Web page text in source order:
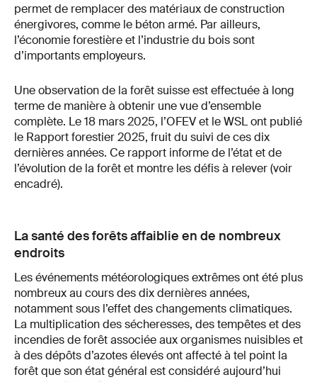
permet de remplacer des matériaux de construction
énergivores, comme le béton armé. Par ailleurs,
l’économie forestière et l’industrie du bois sont
d’importants employeurs.
Une observation de la forêt suisse est effectuée à long
terme de manière à obtenir une vue d’ensemble
complète. Le 18 mars 2025, l’OFEV et le WSL ont publié
le Rapport forestier 2025, fruit du suivi de ces dix
dernières années. Ce rapport informe de l’état et de
l’évolution de la forêt et montre les défis à relever (voir
encadré).
La santé des forêts affaiblie en de nombreux
endroits
Les événements météorologiques extrêmes ont été plus
nombreux au cours des dix dernières années,
notamment sous l’effet des changements climatiques.
La multiplication des sécheresses, des tempêtes et des
incendies de forêt associée aux organismes nuisibles et
à des dépôts d’azotes élevés ont affecté à tel point la
forêt que son état général est considéré aujourd’hui